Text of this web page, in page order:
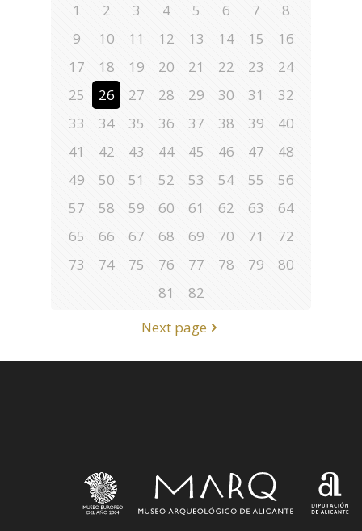
1 2 3 4 5 6 7
8
9
10 11 12 13 14 15
16
17
18 19 20 21 22 23
24
25
26 27 28 29 30 31
32
33
34 35 36 37 38 39
40
41
42 43 44 45 46 47
48
49
50 51 52 53 54 55
56
57
58 59 60 61 62 63
64
65
66 67 68 69 70 71
72
73
74 75 76 77 78 79
80
81
82
Next page